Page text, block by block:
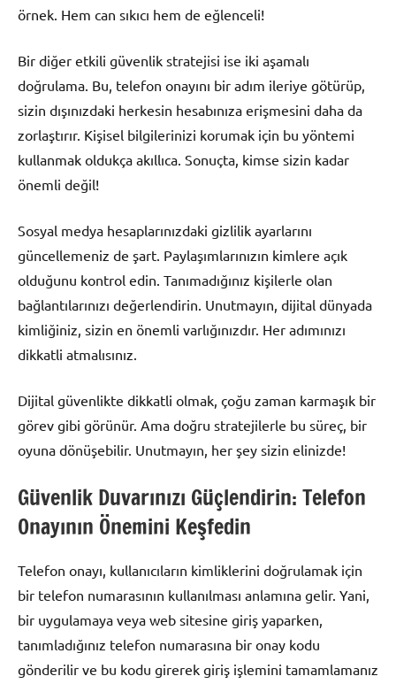
örnek. Hem can sıkıcı hem de eğlenceli!
Bir diğer etkili güvenlik stratejisi ise iki aşamalı
doğrulama. Bu, telefon onayını bir adım ileriye götürüp,
sizin dışınızdaki herkesin hesabınıza erişmesini daha da
zorlaştırır. Kişisel bilgilerinizi korumak için bu yöntemi
kullanmak oldukça akıllıca. Sonuçta, kimse sizin kadar
önemli değil!
Sosyal medya hesaplarınızdaki gizlilik ayarlarını
güncellemeniz de şart. Paylaşımlarınızın kimlere açık
olduğunu kontrol edin. Tanımadığınız kişilerle olan
bağlantılarınızı değerlendirin. Unutmayın, dijital dünyada
kimliğiniz, sizin en önemli varlığınızdır. Her adımınızı
dikkatli atmalısınız.
Dijital güvenlikte dikkatli olmak, çoğu zaman karmaşık bir
görev gibi görünür. Ama doğru stratejilerle bu süreç, bir
oyuna dönüşebilir. Unutmayın, her şey sizin elinizde!
Güvenlik Duvarınızı Güçlendirin: Telefon
Onayının Önemini Keşfedin
Telefon onayı, kullanıcıların kimliklerini doğrulamak için
bir telefon numarasının kullanılması anlamına gelir. Yani,
bir uygulamaya veya web sitesine giriş yaparken,
tanımladığınız telefon numarasına bir onay kodu
gönderilir ve bu kodu girerek giriş işlemini tamamlamanız